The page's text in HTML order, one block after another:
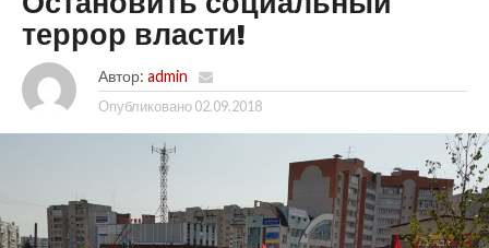
террор власти!
Автор: admin
Опубликовано 02.09.2018